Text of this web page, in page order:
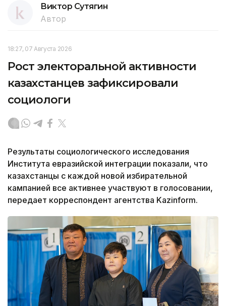
Виктор Сутягин
Автор
18:27, 07 Августа 2026
Рост электоральной активности
казахстанцев зафиксировали
социологи
Результаты социологического исследования
Института евразийской интеграции показали, что
казахстанцы с каждой новой избирательной
кампанией все активнее участвуют в голосовании,
передает корреспондент агентства Kazinform.